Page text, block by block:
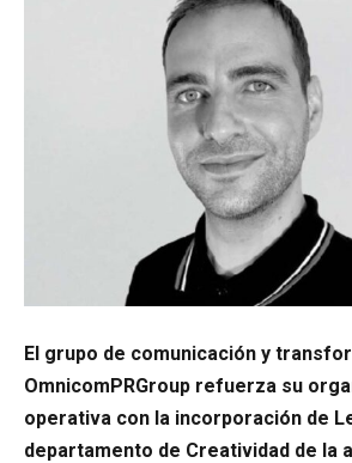
El grupo de comunicación y
OmnicomPRGroup refuerza su
operativa con la incorporación de
departamento de Creatividad de la